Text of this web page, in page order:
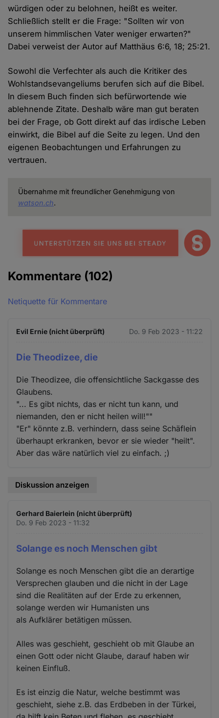
würdigen oder zu belohnen, heißt es weiter.
Schließlich stellt er die Frage: "Sollten wir von
unserem himmlischen Vater weniger erwarten?"
Dabei verweist der Autor auf Matthäus 6:6, 18; 25:21.
Sowohl die Verfechter als auch die Kritiker des
Wohlstandsevangeliums berufen sich auf die Bibel.
In diesem Buch finden sich befürwortende wie
ablehnende Zitate. Deshalb wäre man gut beraten
bei der Frage, ob Gott direkt auf das irdische Leben
einwirkt, die Bibel auf die Seite zu legen. Und den
eigenen Beobachtungen und Erfahrungen zu
vertrauen.
Übernahme mit freundlicher Genehmigung von
watson.ch.
Kommentare (102)
Netiquette für Kommentare
Evil Ernie (nicht überprüft) Do. 9 Feb 2023 - 11:22
Die Theodizee, die
Die Theodizee, die offensichtliche Sackgasse des
Glaubens.
"... Es gibt nichts, das er nicht tun kann, und
niemanden, den er nicht heilen will!""
"Er" könnte z.B. verhindern, dass seine Schäflein
überhaupt erkranken, bevor er sie wieder "heilt".
Aber das wäre natürlich viel zu einfach. ;)
Diskussion anzeigen
Gerhard Baierlein (nicht überprüft)
Do. 9 Feb 2023 - 11:32
Solange es noch Menschen gibt
Solange es noch Menschen gibt die an derartige
Versprechen glauben und die nicht in der Lage
sind die Realitäten auf der Erde zu erkennen,
solange werden wir Humanisten uns
als Aufklärer betätigen müssen.
Alles was geschieht, geschieht ob mit Glaube an
einen Gott oder nicht Glaube, darauf haben wir
keinen Einfluß.
Es ist einzig die Natur, welche bestimmt was
geschieht, siehe z.B. das Erdbeben in der Türkei,